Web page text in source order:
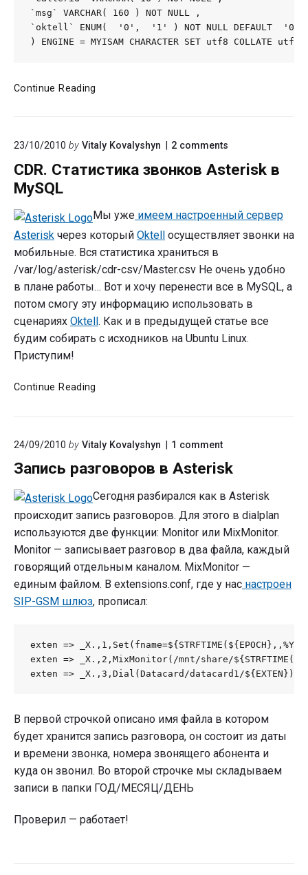
`msg` VARCHAR( 160 ) NOT NULL ,
`oktell` ENUM(  '0',  '1' ) NOT NULL DEFAULT  '0'
) ENGINE = MYISAM CHARACTER SET utf8 COLLATE
Continue Reading
SIP-
шлюза
23/10/2010 by Vitaly Kovalyshyn 2 comments
Статистика
MySQL"
CDR. Статистика звонков Asterisk в
MySQL
Мы уже имеем настроенный сервер
Asterisk через который Oktell осуществляет звонки на
мобильные. Вся статистика храниться в
/var/log/asterisk/cdr-csv/Master.csv Не очень удобно
в плане работы… Вот и хочу перенести все в MySQL, а
потом смогу эту информацию использовать в
сценариях Oktell. Как и в предыдущей статье все
будим собирать с исходников на Ubuntu Linux.
Приступим!
Continue Reading
в
24/09/2010 by Vitaly Kovalyshyn 1 commenton
разговоров
Asterisk"
Запись разговоров в Asterisk
Сегодня разбирался как в Asterisk
происходит запись разговоров. Для этого в dialplan
используются две функции: Monitor или MixMonitor.
Monitor — записывает разговор в два файла, каждый
говорящий отдельным каналом. MixMonitor —
единым файлом. В extensions.conf, где у нас настроен
SIP-GSM шлюз, прописал:
exten =>
exten => _X.,2,MixMonitor(/mnt/share/
exten => _X.,3,Dial(Datacard/datacard1/${EXTEN})
В первой строчкой описано имя файла в котором
будет хранится запись разговора, он состоит из даты
и времени звонка, номера звонящего абонента и
куда он звонил. Во второй строчке мы складываем
записи в папки ГОД/МЕСЯЦ/ДЕНЬ
Проверил — работает!